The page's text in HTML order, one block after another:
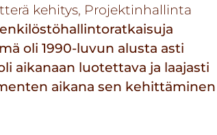
kehitys, Projektinhallinta
oli 1990-luvun alusta asti
aikanaan luotettava ja laajasti
aikana sen kehittäminen